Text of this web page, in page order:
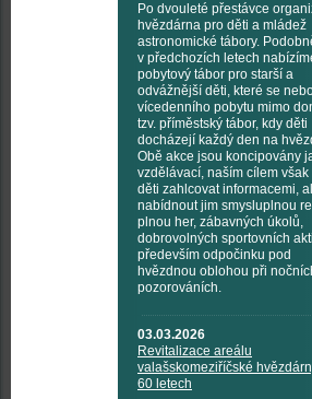
Po dvouleté přestávce
hvězdárna pro děti a mládež
astronomické tábory.
v předchozích letech
pobytový tábor pro starší a
odvážnější děti, které se
vícedenního pobytu mimo
tzv. příměstský tábor, kdy děti
docházejí každý den na
Obě akce jsou koncipovány
vzdělávací, naším cílem však
děti zahlcovat informacemi,
nabídnout jim smysluplnou
plnou her, zábavných úkolů,
dobrovolných sportovních
především odpočinku pod
hvězdnou oblohou při
pozorováních.
03.03.2026
Revitalizace areálu
valašskomeziříčské
60 letech